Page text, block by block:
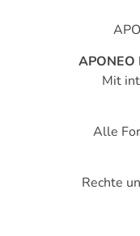
Mit
Alle
Rechte